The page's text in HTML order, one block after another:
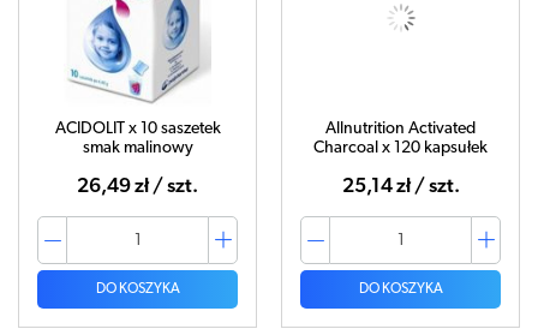
ACIDOLIT x 10 saszetek
smak malinowy
26,49 zł / szt.
DO KOSZYKA
Allnutrition Activated
Charcoal x 120 kapsułek
25,14 zł / szt.
DO KOSZYKA